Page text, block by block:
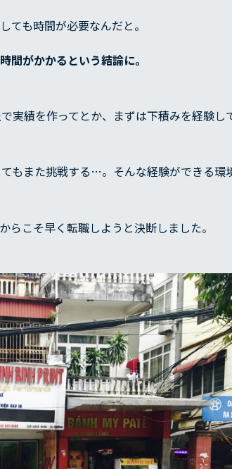
ても時間が必要なんだと。
がかかるという結論に。
実績を作ってとか、まずは下積みを経験し
もまた挑戦する…。そんな経験ができる環
こそ早く転職しようと決断しました。